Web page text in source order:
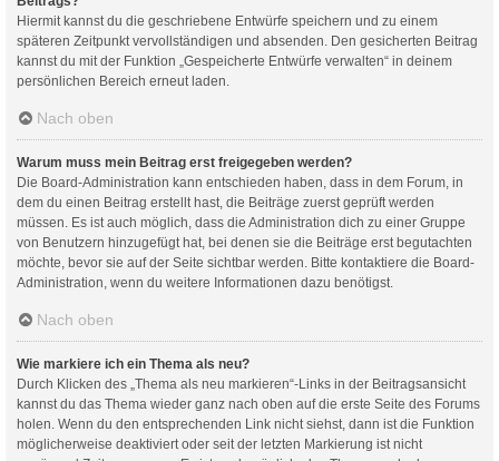
Hiermit kannst du die geschriebene Entwürfe speichern und zu einem
späteren Zeitpunkt vervollständigen und absenden. Den gesicherten Beitrag
kannst du mit der Funktion „Gespeicherte Entwürfe verwalten“ in deinem
persönlichen Bereich erneut laden.
Nach oben
Warum muss mein Beitrag erst freigegeben werden?
Die Board-Administration kann entschieden haben, dass in dem Forum, in
dem du einen Beitrag erstellt hast, die Beiträge zuerst geprüft werden
müssen. Es ist auch möglich, dass die Administration dich zu einer Gruppe
von Benutzern hinzugefügt hat, bei denen sie die Beiträge erst begutachten
möchte, bevor sie auf der Seite sichtbar werden. Bitte kontaktiere die Board-
Administration, wenn du weitere Informationen dazu benötigst.
Nach oben
Wie markiere ich ein Thema als neu?
Durch Klicken des „Thema als neu markieren“-Links in der Beitragsansicht
kannst du das Thema wieder ganz nach oben auf die erste Seite des Forums
holen. Wenn du den entsprechenden Link nicht siehst, dann ist die Funktion
möglicherweise deaktiviert oder seit der letzten Markierung ist nicht